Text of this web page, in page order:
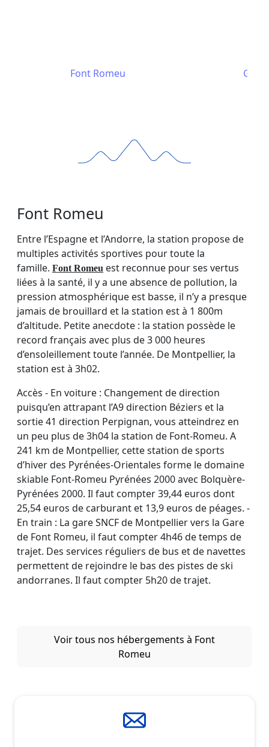
Font Romeu
Font Romeu
Entre l’Espagne et l’Andorre, la station propose de
multiples activités sportives pour toute la
famille. Font Romeu est reconnue pour ses vertus
liées à la santé, il y a une absence de pollution, la
pression atmosphérique est basse, il n’y a presque
jamais de brouillard et la station est à 1 800m
d’altitude. Petite anecdote : la station possède le
record français avec plus de 3 000 heures
d’ensoleillement toute l’année. De Montpellier, la
station est à 3h02.
Accès - En voiture : Changement de direction
puisqu’en attrapant l’A9 direction Béziers et la
sortie 41 direction Perpignan, vous atteindrez en
un peu plus de 3h04 la station de Font-Romeu. A
241 km de Montpellier, cette station de sports
d’hiver des Pyrénées-Orientales forme le domaine
skiable Font-Romeu Pyrénées 2000 avec Bolquère-
Pyrénées 2000. Il faut compter 39,44 euros dont
25,54 euros de carburant et 13,9 euros de péages. -
En train : La gare SNCF de Montpellier vers la Gare
de Font Romeu, il faut compter 4h46 de temps de
trajet. Des services réguliers de bus et de navettes
permettent de rejoindre le bas des pistes de ski
andorranes. Il faut compter 5h20 de trajet.
Voir tous nos hébergements à Font
Romeu